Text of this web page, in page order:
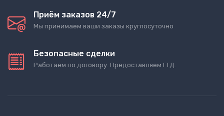
Приём заказов 24/7
Мы принимаем ваши заказы круглосуточно
Безопасные сделки
Работаем по договору. Предоставляем ГТД.